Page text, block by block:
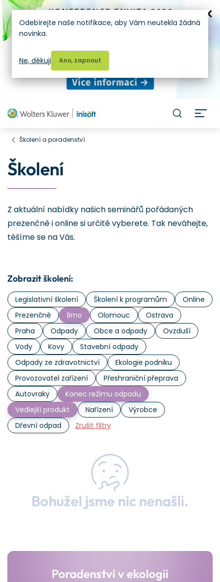
Školení a poradenství
Školení
Z aktuální nabídky našich seminářů pořádaných
prezenčně i online si určitě vyberete. Tak neváhejte,
těšíme se na Vás.
Zobrazit školení:
Legislativní školení Školení k programům
Online
Prezenčně
Brno Olomouc
Ostrava
Praha
Odpady Obce a odpady
Ovzduší
Vody
Kovy
Stavební odpady
Odpady ze zdravotnictví
Ekologie podniku
Provozovatel zařízení
Přeshraniční přeprava
Autovraky
Konec režimu odpadu
Vedlejší produkt
Nařízení
Výrobce
Dřevní odpad
Zrušit filtry
Bohužel jsme nic nenašli.
Poradenství v ekologii
Odebírejte naše notifikace, aby Vám neutekla žádná
novinka.
Ano, zapnout
Ne, děkuji